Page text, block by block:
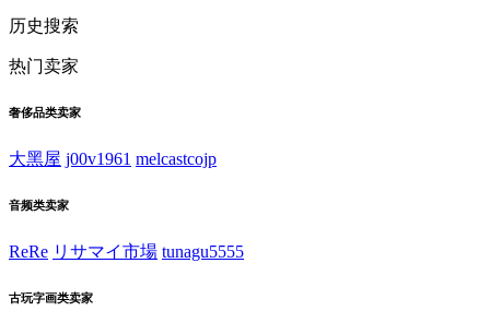
历史搜索
热门卖家
奢侈品类卖家
大黑屋 j00v1961 melcastcojp
音频类卖家
ReRe リサマイ市場 tunagu5555
古玩字画类卖家